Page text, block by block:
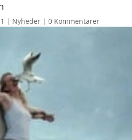
| Nyheder | 0 Kommentarer